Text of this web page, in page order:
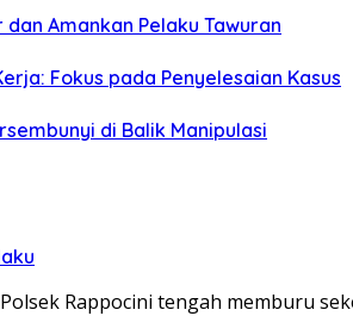
Amankan Pelaku Tawuran
Fokus pada Penyelesaian Kasus
di Balik Manipulasi
Rappocini tengah memburu